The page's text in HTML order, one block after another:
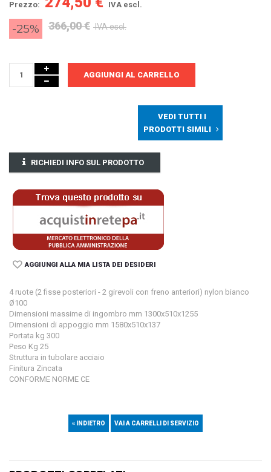
Prezzo: IVA escl.
-25% 366,00 € IVA escl.
AGGIUNGI AL CARRELLO
VEDI TUTTI I
PRODOTTI SIMILI
RICHIEDI INFO SUL PRODOTTO
AGGIUNGI ALLA MIA LISTA DEI DESIDERI
4 ruote (2 fisse posteriori - 2 girevoli con freno anteriori) nylon bianco
Ø100
Dimensioni massime di ingombro mm 1300x510x1255
Dimensioni di appoggio mm 1580x510x137
Portata kg 300
Peso Kg 25
Struttura in tubolare acciaio
Finitura Zincata
CONFORME NORME CE
« INDIETRO VAI A CARRELLI DI SERVIZIO